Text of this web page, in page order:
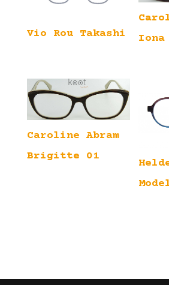
Vio Rou Takashi
Iona
Caroline Abram
Brigitte 01